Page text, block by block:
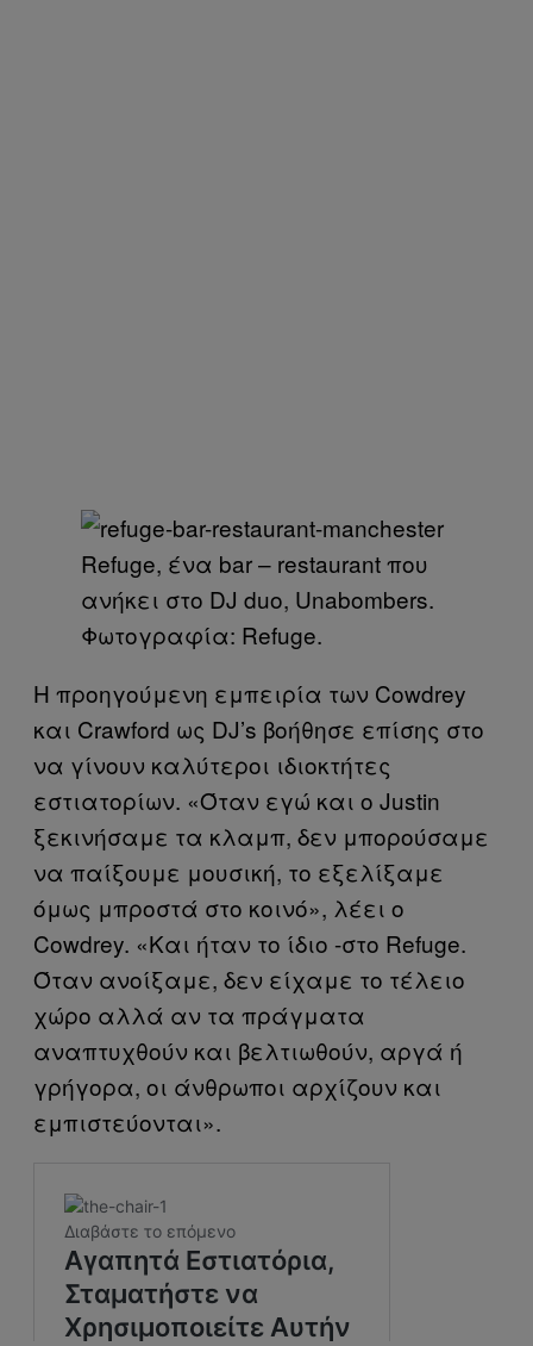
Refuge, ένα bar – restaurant που
ανήκει στο DJ duo, Unabombers.
Φωτογραφία: Refuge.
Η προηγούμενη εμπειρία των Cowdrey
και Crawford ως DJ’s βοήθησε επίσης στο
να γίνουν καλύτεροι ιδιοκτήτες
εστιατορίων. «Όταν εγώ και ο Justin
ξεκινήσαμε τα κλαμπ, δεν μπορούσαμε
να παίξουμε μουσική, το εξελίξαμε
όμως μπροστά στο κοινό», λέει ο
Cowdrey. «Και ήταν το ίδιο -στο Refuge.
Όταν ανοίξαμε, δεν είχαμε το τέλειο
χώρο αλλά αν τα πράγματα
αναπτυχθούν και βελτιωθούν, αργά ή
γρήγορα, οι άνθρωποι αρχίζουν και
εμπιστεύονται».